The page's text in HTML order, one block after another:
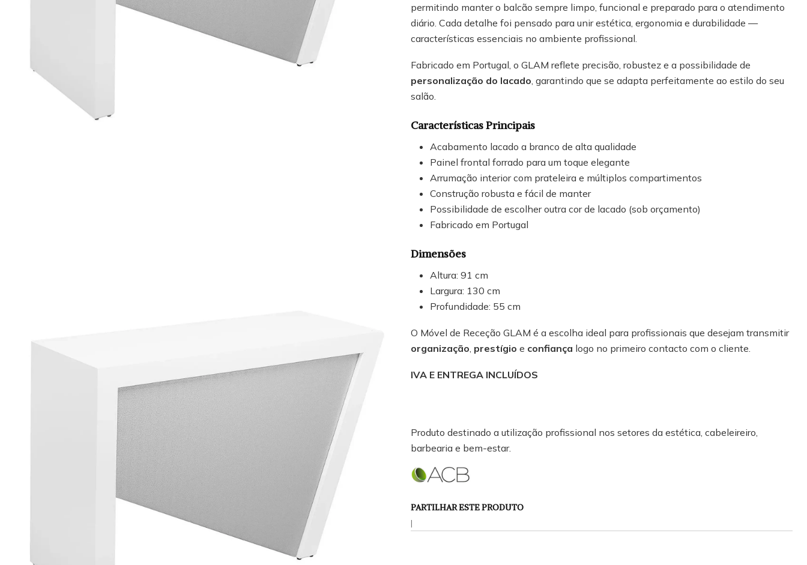
permitindo manter o balcão sempre limpo, funcional e preparado para o atendimento
diário. Cada detalhe foi pensado para unir estética, ergonomia e durabilidade —
características essenciais no ambiente profissional.
Fabricado em Portugal, o GLAM reflete precisão, robustez e a possibilidade de
personalização do lacado , garantindo que se adapta perfeitamente ao estilo do seu
salão.
Características Principais
Acabamento lacado a branco de alta qualidade
Painel frontal forrado para um toque elegante
Arrumação interior com prateleira e múltiplos compartimentos
Construção robusta e fácil de manter
Possibilidade de escolher outra cor de lacado (sob orçamento)
Fabricado em Portugal
Dimensões
Altura: 91 cm
Largura: 130 cm
Profundidade: 55 cm
O Móvel de Receção GLAM é a escolha ideal para profissionais que desejam transmitir
organização prestígio e confiança logo no primeiro contacto com o cliente.
IVA E ENTREGA INCLUÍDOS
Produto destinado a utilização profissional nos setores da estética, cabeleireiro,
barbearia e bem-estar.
PARTILHAR ESTE PRODUTO
|